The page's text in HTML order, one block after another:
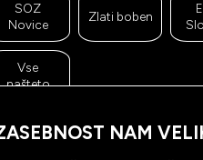
SOZ
Novice
Zlati boben
Vse
našteto
bi želeli meriti odzive na
dovolite, da beležimo,
NAM